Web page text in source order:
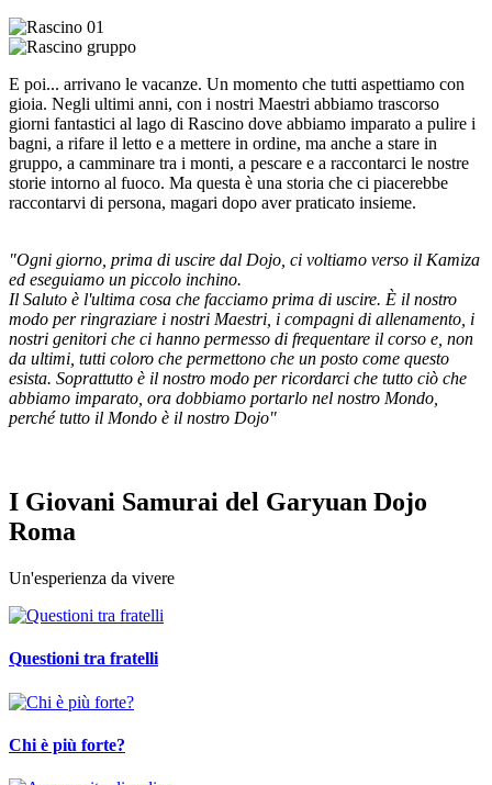
E poi... arrivano le vacanze. Un momento che tutti aspettiamo con
gioia. Negli ultimi anni, con i nostri Maestri abbiamo trascorso
giorni fantastici al lago di Rascino dove abbiamo imparato a pulire i
bagni, a rifare il letto e a mettere in ordine, ma anche a stare in
gruppo, a camminare tra i monti, a pescare e a raccontarci le nostre
storie intorno al fuoco. Ma questa è una storia che ci piacerebbe
raccontarvi di persona, magari dopo aver praticato insieme.
"Ogni giorno, prima di uscire dal Dojo, ci voltiamo verso il Kamiza
ed eseguiamo un piccolo inchino.
Il Saluto è l'ultima cosa che facciamo prima di uscire. È il nostro
modo per ringraziare i nostri Maestri, i compagni di allenamento, i
nostri genitori che ci hanno permesso di frequentare il corso e, non
da ultimi, tutti coloro che permettono che un posto come questo
esista. Soprattutto è il nostro modo per ricordarci che tutto ciò che
abbiamo imparato, ora dobbiamo portarlo nel nostro Mondo,
perché tutto il Mondo è il nostro Dojo"
I Giovani Samurai del Garyuan Dojo
Roma
Un'esperienza da vivere
Questioni tra fratelli
Chi è più forte?